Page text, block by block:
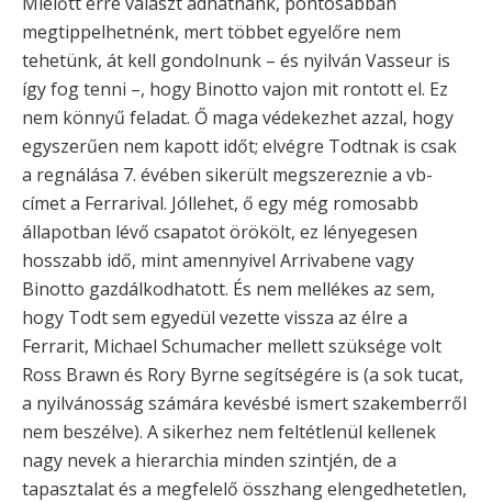
megtippelhetnénk, mert többet egyelőre nem
tehetünk, át kell gondolnunk – és nyilván Vasseur is
így fog tenni –, hogy Binotto vajon mit rontott el. Ez
nem könnyű feladat. Ő maga védekezhet azzal, hogy
egyszerűen nem kapott időt; elvégre Todtnak is csak
a regnálása 7. évében sikerült megszereznie a vb-
címet a Ferrarival. Jóllehet, ő egy még romosabb
állapotban lévő csapatot örökölt, ez lényegesen
hosszabb idő, mint amennyivel Arrivabene vagy
Binotto gazdálkodhatott. És nem mellékes az sem,
hogy Todt sem egyedül vezette vissza az élre a
Ferrarit, Michael Schumacher mellett szüksége volt
Ross Brawn és Rory Byrne segítségére is (a sok tucat,
a nyilvánosság számára kevésbé ismert szakemberről
nem beszélve). A sikerhez nem feltétlenül kellenek
nagy nevek a hierarchia minden szintjén, de a
tapasztalat és a megfelelő összhang elengedhetetlen,